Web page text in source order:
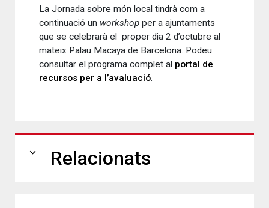
La Jornada sobre món local tindrà com a
continuació un workshop per a ajuntaments
que se celebrarà el proper dia 2 d’octubre al
mateix Palau Macaya de Barcelona. Podeu
consultar el programa complet al portal de
recursos per a l’avaluació.
expand_more Relacionats